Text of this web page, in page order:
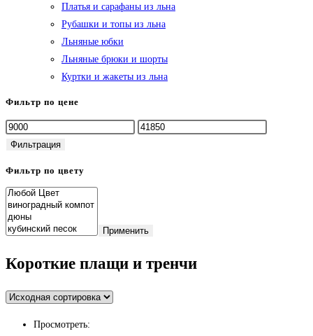
Платья и сарафаны из льна
Рубашки и топы из льна
Льняные юбки
Льняные брюки и шорты
Куртки и жакеты из льна
Фильтр по цене
Минимальная
цена
Максимальная
Фильтрация
Фильтр по цвету
Применить
Короткие плащи и тренчи
Просмотреть: